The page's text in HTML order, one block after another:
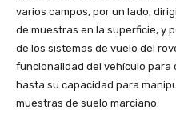
varios campos, por un lado,
de muestras en la superficie, y
de los sistemas de vuelo del
funcionalidad del vehículo para
hasta su capacidad para
muestras de suelo marciano.